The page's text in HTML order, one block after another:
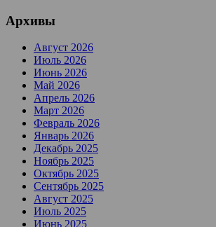
Архивы
Август 2026
Июль 2026
Июнь 2026
Май 2026
Апрель 2026
Март 2026
Февраль 2026
Январь 2026
Декабрь 2025
Ноябрь 2025
Октябрь 2025
Сентябрь 2025
Август 2025
Июль 2025
Июнь 2025